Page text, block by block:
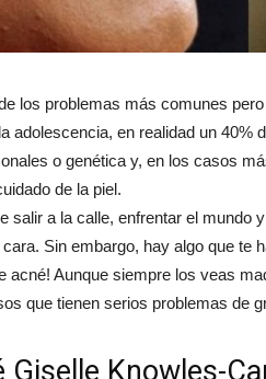
los problemas más comunes
adolescencia, en realidad un 40%
o genética y, en los casos
de la piel.
salir a la calle, enfrentar el
Sin embargo, hay algo que
acné! Aunque siempre los veas
que tienen serios problemas de
Giselle Knowles-